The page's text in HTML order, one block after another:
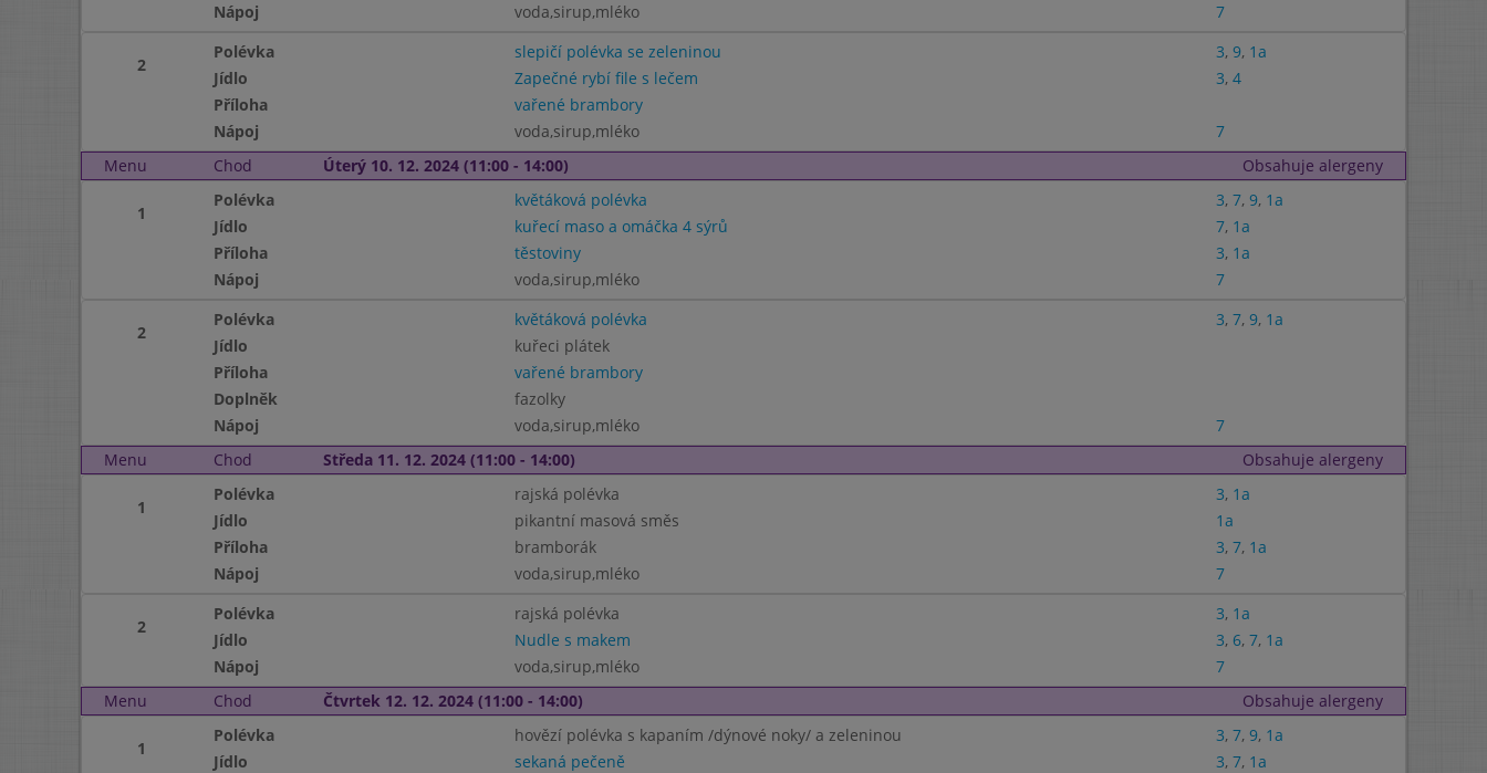
Nápoj
voda,sirup,mléko 7
2
Polévka slepičí polévka se zeleninou 3, 9, 1a
Jídlo
Zapečné rybí file s lečem 3, 4
Příloha
vařené brambory
Nápoj
voda,sirup,mléko
7
Menu
Chod Úterý 10. 12. 2024 (11:00 - 14:00) Obsahuje alergeny
1
Polévka květáková polévka 3, 7, 9, 1a
Jídlo
kuřecí maso a omáčka 4 sýrů 7, 1a
Příloha
těstoviny 3, 1a
Nápoj
voda,sirup,mléko 7
2
Polévka květáková polévka 3, 7, 9, 1a
Jídlo
kuřeci plátek
Příloha
vařené brambory
Doplněk
fazolky
Nápoj
voda,sirup,mléko
7
Menu
Chod Středa 11. 12. 2024 (11:00 - 14:00) Obsahuje alergeny
1
Polévka rajská polévka 3, 1a
Jídlo
pikantní masová směs
1a
Příloha
bramborák 3, 7, 1a
Nápoj
voda,sirup,mléko 7
2
Polévka rajská polévka 3, 1a
Jídlo
Nudle s makem 3, 6, 7, 1a
Nápoj
voda,sirup,mléko
7
Menu
Chod Čtvrtek 12. 12. 2024 (11:00 - 14:00) Obsahuje alergeny
1
Polévka hovězí polévka s kapaním /dýnové noky/ a zeleninou 3, 7, 9, 1a
Jídlo
sekaná pečeně 3, 7, 1a